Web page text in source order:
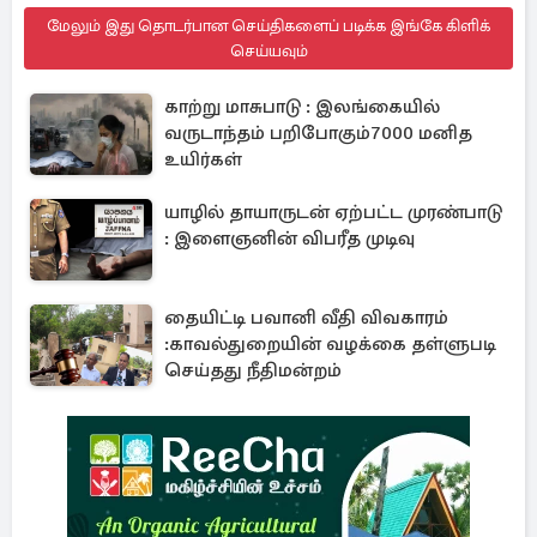
மேலும் இது தொடர்பான செய்திகளைப் படிக்க இங்கே கிளிக்
செய்யவும்
காற்று மாசுபாடு : இலங்கையில்
வருடாந்தம் பறிபோகும்7000 மனித
உயிர்கள்
யாழில் தாயாருடன் ஏற்பட்ட முரண்பாடு
: இளைஞனின் விபரீத முடிவு
தையிட்டி பவானி வீதி விவகாரம்
:காவல்துறையின் வழக்கை தள்ளுபடி
செய்தது நீதிமன்றம்